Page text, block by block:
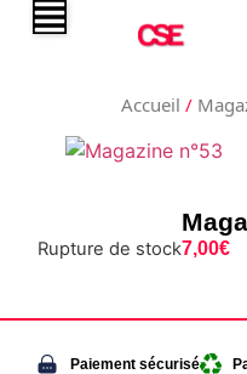
Accueil /
Rupture de stock7,00€
Paiement sécurisé